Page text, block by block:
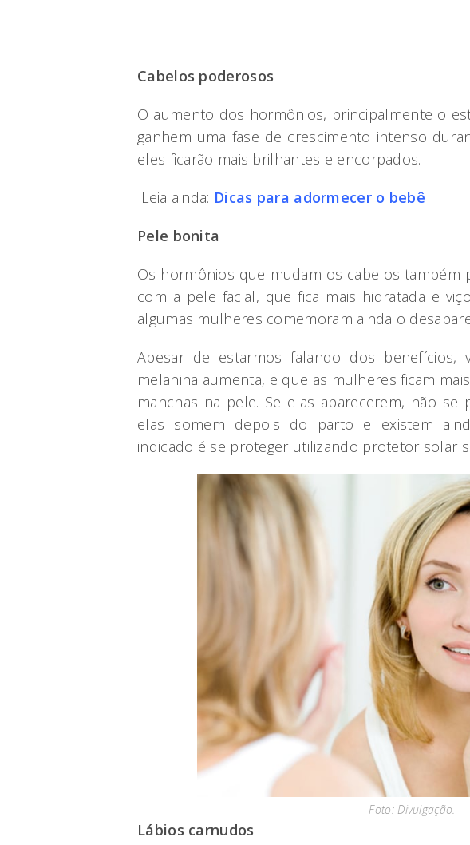
Cabelos poderosos
O aumento dos hormônios, principalmente o
ganhem uma fase de crescimento intenso
eles ficarão mais brilhantes e encorpados.
Leia ainda: Dicas para adormecer o bebê
Pele bonita
Os hormônios que mudam os cabelos também
com a pele facial, que fica mais hidratada e
algumas mulheres comemoram ainda o
Apesar de estarmos falando dos
melanina aumenta, e que as mulheres ficam
manchas na pele. Se elas aparecerem, não se
elas somem depois do parto e existem
indicado é se proteger utilizando protetor solar
Foto: Divulgação.
Lábios carnudos